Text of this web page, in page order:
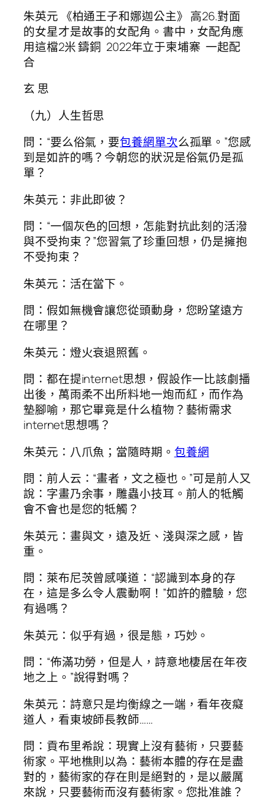
朱英元 《柏通王子和娜迦公主》 高26.對面
的女星才是故事的女配角。書中，女配角應
用這檔2米 鑄銅 2022年立于柬埔寨 一起配
合
玄 思
（九）人生哲思
問：“要么俗氣，要包養網單次么孤單。”您感
到是如許的嗎？今朝您的狀況是俗氣仍是孤
單？
朱英元：非此即彼？
問：“一個灰色的回想，怎能對抗此刻的活潑
與不受拘束？”您習氣了珍重回想，仍是擁抱
不受拘束？
朱英元：活在當下。
問：假如無機會讓您從頭動身，您盼望遠方
在哪里？
朱英元：燈火衰退照舊。
問：都在提internet思想，假設作一比該劇播
出後，萬雨柔不出所料地一炮而紅，而作為
墊腳喻，那它畢竟是什么植物？藝術需求
internet思想嗎？
朱英元：八爪魚；當隨時期。 包養網
問：前人云：“畫者，文之極也。”可是前人又
說：字畫乃余事，雕蟲小技耳。前人的牴觸
會不會也是您的牴觸？
朱英元：畫與文，遠及近、淺與深之感，皆
重。
問：萊布尼茨曾感嘆道：“認識到本身的存
在，這是多么令人震動啊！”如許的體驗，您
有過嗎？
朱英元：似乎有過，很是態，巧妙。
問：“佈滿功勞，但是人，詩意地棲居在年夜
地之上。”說得對嗎？
朱英元：詩意只是均衡線之一端，看年夜癡
道人，看東坡師長教師……
問：貢布里希說：現實上沒有藝術，只要藝
術家。平地樵則以為：藝術本體的存在是盡
對的，藝術家的存在則是絕對的，是以嚴厲
來說，只要藝術而沒有藝術家。您批准誰？